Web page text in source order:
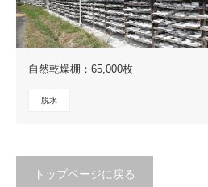
自然乾燥棚：65,000枚
脱水
トップページに戻る